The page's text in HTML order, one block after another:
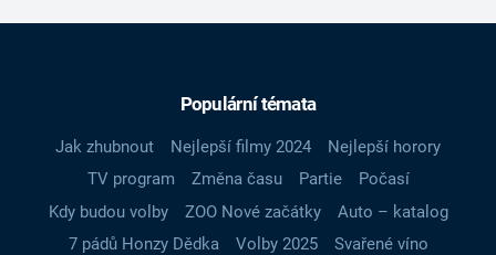
Populární témata
Jak zhubnout Nejlepší filmy 2024
Nejlepší horory
TV program
Změna času Partie
Počasí
Kdy budou volby
ZOO Nové začátky
Auto – katalog
7 pádů Honzy Dědka
Volby 2025
Svařené víno